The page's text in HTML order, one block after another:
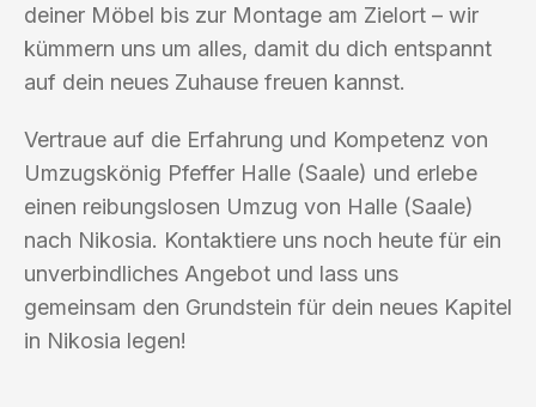
deiner Möbel bis zur Montage am Zielort – wir
kümmern uns um alles, damit du dich entspannt
auf dein neues Zuhause freuen kannst.
Vertraue auf die Erfahrung und Kompetenz von
Umzugskönig Pfeffer Halle (Saale) und erlebe
einen reibungslosen Umzug von Halle (Saale)
nach Nikosia. Kontaktiere uns noch heute für ein
unverbindliches Angebot und lass uns
gemeinsam den Grundstein für dein neues Kapitel
in Nikosia legen!